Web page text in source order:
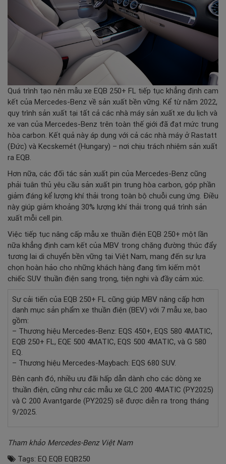
Quá trình tạo nên mẫu xe EQB 250+ FL tiếp tục khẳng định cam
kết của Mercedes-Benz về sản xuất bền vững. Kể từ năm 2022,
quy trình sản xuất tại tất cả các nhà máy sản xuất xe du lịch và
xe van của Mercedes-Benz trên toàn thế giới đã đạt mức trung
hòa carbon. Kết quả này áp dụng với cả các nhà máy ở Rastatt
(Đức) và Kecskemét (Hungary) – nơi chịu trách nhiệm sản xuất
ra EQB.
Hơn nữa, các đối tác sản xuất pin của Mercedes-Benz cũng
phải tuân thủ yêu cầu sản xuất pin trung hòa carbon, góp phần
giảm đáng kể lượng khí thải trong toàn bộ chuỗi cung ứng. Điều
này giúp giảm khoảng 30% lượng khí thải trong quá trình sản
xuất mỗi cell pin.
Việc tiếp tục nâng cấp mẫu xe thuần điện EQB 250+ một lần
nữa khẳng định cam kết của MBV trong chặng đường thúc đẩy
tương lai di chuyển bền vững tại Việt Nam, mang đến sự lựa
chọn hoàn hảo cho những khách hàng đang tìm kiếm một
chiếc SUV thuần điện sang trọng, tiện nghi và đầy cảm xúc.
Sự cải tiến của EQB 250+ FL cũng giúp MBV nâng cấp hơn
danh mục sản phẩm xe thuần điện (BEV) với 7 mẫu xe, bao
gồm:
– Thương hiệu Mercedes-Benz: EQS 450+, EQS 580 4MATIC,
EQB 250+ FL, EQE 500 4MATIC, EQS 500 4MATIC, và G 580
EQ.
– Thương hiệu Mercedes-Maybach: EQS 680 SUV.
Bên cạnh đó, nhiều ưu đãi hấp dẫn dành cho các dòng xe
thuần điện, cũng như các mẫu xe GLC 200 4MATIC (PY2025)
và C 200 Avantgarde (PY2025) sẽ được diễn ra trong tháng
9/2025.
Tham khảo Mercedes-Benz Việt Nam
Tags: EQ EQB EQB250